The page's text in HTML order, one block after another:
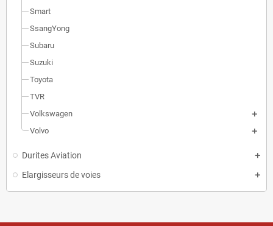
Smart
SsangYong
Subaru
Suzuki
Toyota
TVR
Volkswagen
Volvo
Durites Aviation
Elargisseurs de voies